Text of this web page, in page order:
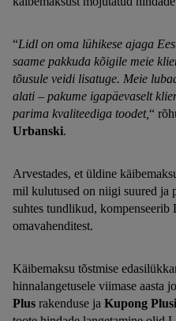
“Lidl on oma lühikese ajaga
saame pakkuda kõigile meie
tõusule veidi lisatuge. Meie
alati – pakume igapäevaselt
parima kvaliteediga toodet, “
Urbanski.
Arvestades, et üldine
mil kulutused on niigi suured ja
suhtes tundlikud, kompenseerib
omavahenditest.
Käibemaksu tõstmise
hinnalangetusele viimase
Plus rakenduse ja Kupong Plusi